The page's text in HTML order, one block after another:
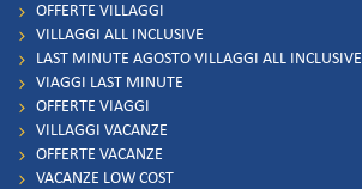
OFFERTE VILLAGGI
VILLAGGI ALL INCLUSIVE
LAST MINUTE AGOSTO VILLAGGI ALL INCLUSIVE
VIAGGI LAST MINUTE
OFFERTE VIAGGI
VILLAGGI VACANZE
OFFERTE VACANZE
VACANZE LOW COST